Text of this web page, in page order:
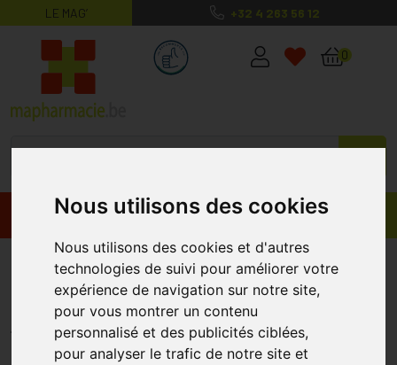
Nous utilisons des cookies
Nous utilisons des cookies et d'autres
technologies de suivi pour améliorer votre
expérience de navigation sur notre site,
pour vous montrer un contenu
personnalisé et des publicités ciblées,
pour analyser le trafic de notre site et
LE MAG’ +32 4 263 56 12
MaPharmacie.be ma santé, mes
0
Promos Produits
Bota Coussin Tubulaire M 0402 1
Paire